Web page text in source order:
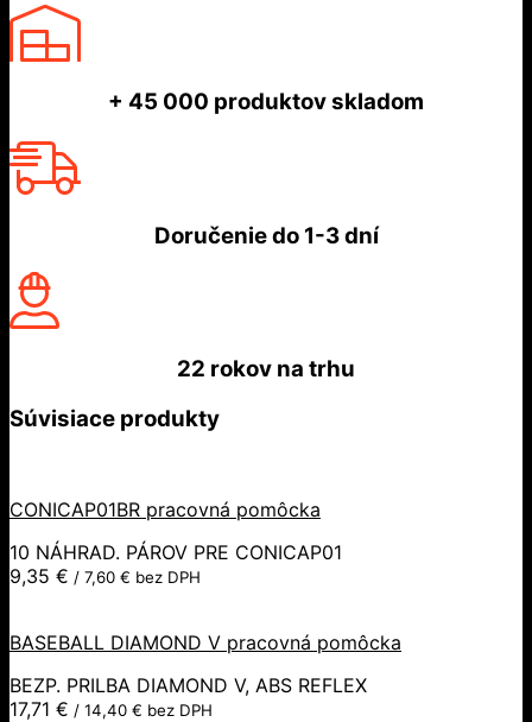
+ 45 000 produktov skladom
Doručenie do1-3 dní
22 rokov na trhu
Súvisiace produkty
CONICAP01BR pracovná pomôcka
10 NÁHRAD. PÁROV PRE CONICAP01
9,35 € / 7,60 € bez DPH
BASEBALL DIAMOND V pracovná pomôcka
BEZP. PRILBA DIAMOND V, ABS REFLEX
17,71 € / 14,40 € bez DPH